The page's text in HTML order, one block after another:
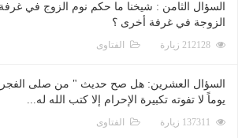
السؤال الثامن : شيخنا ما حكم نوم الزوج في
الزوجة في غرفة أخرى ؟
الفتاوى
السؤال العشرين: هل صح حديث " من صلى الفجر
يوماً لا تفوته تكبيرة الإحرام إلا كتب الله له...
الفتاوى